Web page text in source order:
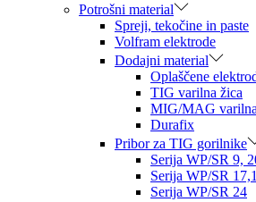
Potrošni material
Spreji, tekočine in paste
Volfram elektrode
Dodajni material
Oplaščene
TIG varilna žica
MIG/MAG
Durafix
Pribor za TIG gorilnike
Serija WP/SR 9,
Serija WP/SR
Serija WP/SR 24